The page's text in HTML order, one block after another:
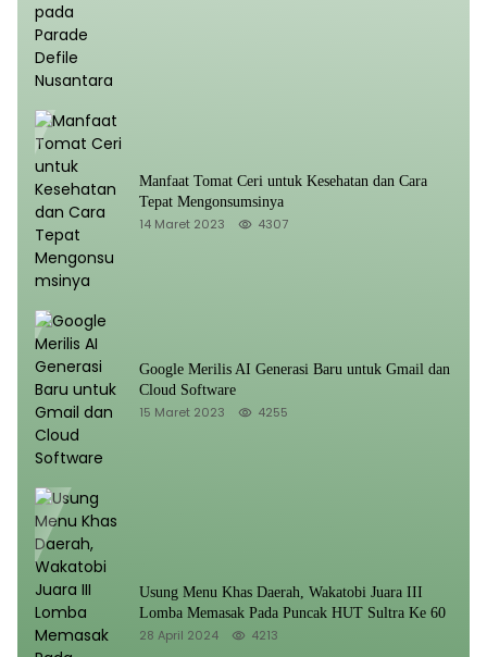
Manfaat Tomat Ceri untuk Kesehatan dan Cara
Tepat Mengonsumsinya
14 Maret 2023 4307
Google Merilis AI Generasi Baru untuk Gmail dan
Cloud Software
15 Maret 2023 4255
Usung Menu Khas Daerah, Wakatobi Juara III
Lomba Memasak Pada Puncak HUT Sultra Ke 60
28 April 2024 4213